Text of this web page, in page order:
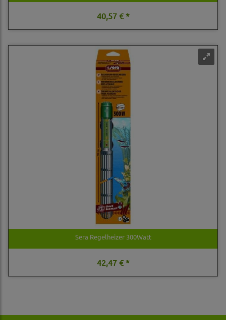
40,57 € *
Sera Regelheizer 300Watt
42,47 € *